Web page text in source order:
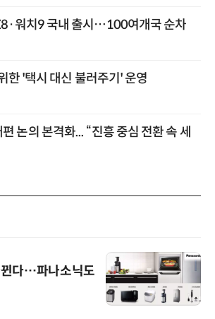
워치9 국내 출시…100여개국 순차
한 '택시 대신 불러주기' 운영
논의 본격화... “진흥 중심 전환 속 세
다…파나소닉도